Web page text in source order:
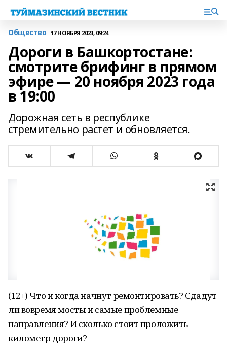
Общество 17 НОЯБРЯ 2023, 09:24
Дороги в Башкортостане:
смотрите брифинг в прямом
эфире — 20 ноября 2023 года
в 19:00
Дорожная сеть в республике
стремительно растет и обновляется.
(12+) Что и когда начнут ремонтировать? Сдадут
ли вовремя мосты и самые проблемные
направления? И сколько стоит проложить
километр дороги?